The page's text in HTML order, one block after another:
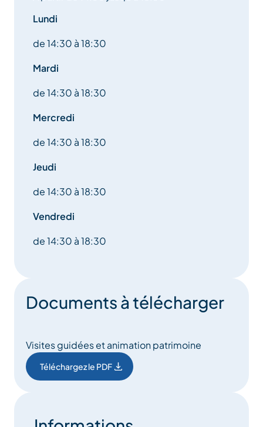
Lundi
de 14:30 à 18:30
Mardi
de 14:30 à 18:30
Mercredi
de 14:30 à 18:30
Jeudi
de 14:30 à 18:30
Vendredi
de 14:30 à 18:30
Documents à télécharger
Visites guidées et animation patrimoine
Téléchargez le PDF